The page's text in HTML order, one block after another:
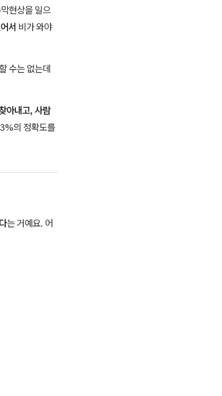
현상을 일으
서 비가 와야
수는 없는데
아내고, 사람
의 정확도를
는 거예요. 어